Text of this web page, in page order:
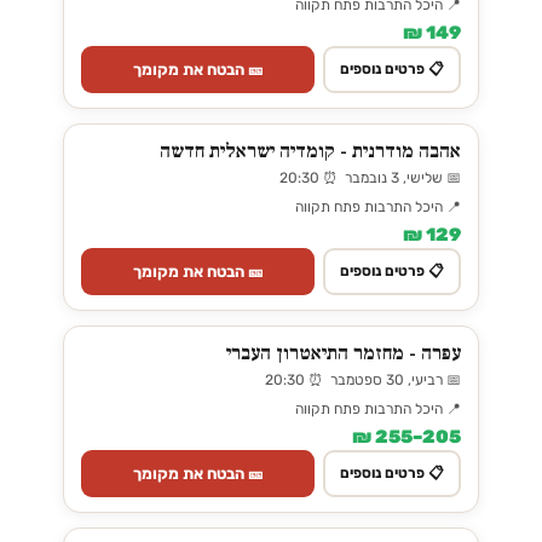
📍 היכל התרבות פתח תקווה
149 ₪
📋 פרטים נוספים 🎫 הבטח את מקומך
אהבה מודרנית - קומדיה ישראלית חדשה
📅 שלישי, 3 נובמבר ⏰ 20:30
📍 היכל התרבות פתח תקווה
129 ₪
📋 פרטים נוספים 🎫 הבטח את מקומך
עפרה - מחזמר התיאטרון העברי
📅 רביעי, 30 ספטמבר ⏰ 20:30
📍 היכל התרבות פתח תקווה
205–255 ₪
📋 פרטים נוספים 🎫 הבטח את מקומך